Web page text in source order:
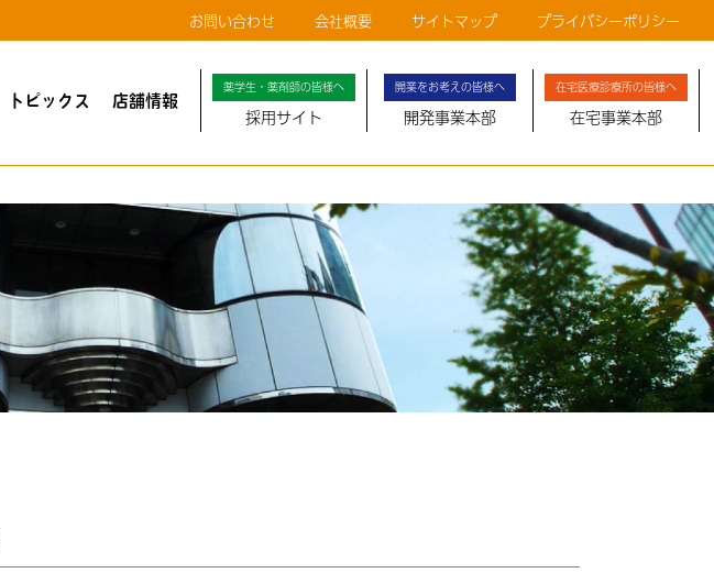
トピックス 店舗情報
薬学生・薬剤師の皆様へ
採用サイト
開業をお考えの皆様へ
開発事業本部
在宅医療診療所の皆様へ
在宅事業本部
お問い合わせ 会社概要 サイトマップ プライバシーポリシー